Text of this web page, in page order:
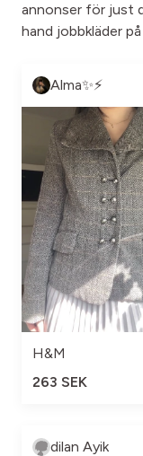
annonser för just
hand jobbkläder på
Alma✨⚡️
H&M
263 SEK
dilan Ayik